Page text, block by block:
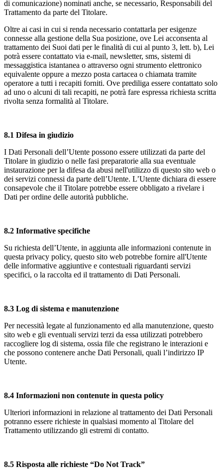
di comunicazione) nominati anche, se necessario, Responsabili del
Trattamento da parte del Titolare.
Oltre ai casi in cui si renda necessario contattarla per esigenze
connesse alla gestione della Sua posizione, ove Lei acconsenta al
trattamento dei Suoi dati per le finalità di cui al punto 3, lett. b), Lei
potrà essere contattato via e-mail, newsletter, sms, sistemi di
messaggistica istantanea o attraverso ogni strumento elettronico
equivalente oppure a mezzo posta cartacea o chiamata tramite
operatore a tutti i recapiti forniti. Ove prediliga essere contattato solo
ad uno o alcuni di tali recapiti, ne potrà fare espressa richiesta scritta
rivolta senza formalità al Titolare.
8.1 Difesa in giudizio
I Dati Personali dell’Utente possono essere utilizzati da parte del
Titolare in giudizio o nelle fasi preparatorie alla sua eventuale
instaurazione per la difesa da abusi nell'utilizzo di questo sito web o
dei servizi connessi da parte dell’Utente. L’Utente dichiara di essere
consapevole che il Titolare potrebbe essere obbligato a rivelare i
Dati per ordine delle autorità pubbliche.
8.2 Informative specifiche
Su richiesta dell’Utente, in aggiunta alle informazioni contenute in
questa privacy policy, questo sito web potrebbe fornire all'Utente
delle informative aggiuntive e contestuali riguardanti servizi
specifici, o la raccolta ed il trattamento di Dati Personali.
8.3 Log di sistema e manutenzione
Per necessità legate al funzionamento ed alla manutenzione, questo
sito web e gli eventuali servizi terzi da essa utilizzati potrebbero
raccogliere log di sistema, ossia file che registrano le interazioni e
che possono contenere anche Dati Personali, quali l’indirizzo IP
Utente.
8.4 Informazioni non contenute in questa policy
Ulteriori informazioni in relazione al trattamento dei Dati Personali
potranno essere richieste in qualsiasi momento al Titolare del
Trattamento utilizzando gli estremi di contatto.
8.5 Risposta alle richieste “Do Not Track”